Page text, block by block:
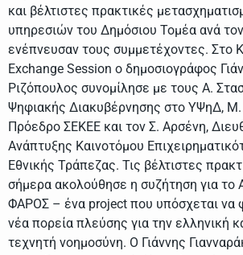
και βέλτιστες πρακτικές
υπηρεσιών του Δημόσιου Τομέα ανά
ενέπνευσαν τους συμμετέχοντες. Στο
Exchange Session ο δημοσιογράφος
Ριζόπουλος συνομίλησε με τους Α.
Ψηφιακής Διακυβέρνησης στο ΥΨηΔ,
Πρόεδρο ΣΕΚΕΕ και τον Σ. Αρσένη,
Ανάπτυξης Καινοτόμου
Εθνικής Τράπεζας. Τις βέλτιστες
σήμερα ακολούθησε η συζήτηση για το
ΦΑΡΟΣ – ένα project που υπόσχεται να
νέα πορεία πλεύσης για την ελληνική
τεχνητή νοημοσύνη. Ο Γιάννης